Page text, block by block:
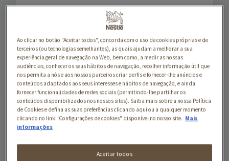
PURINA® PRO PLAN® Cão
Adulto Pequeno e Mini
com OPTIDIGEST®
Fórmula SEM CEREAIS
A fórmula contém
OPTIDIGEST®, uma
nutrientes que suportam
Ao clicar no botão "Aceitar todos", concorda com o uso de cookies próprias e de
terceiros (ou tecnologias semelhantes), as quais ajudam a melhorar a sua
experiência geral de navegação na Web, bem como, a medir as nossas
audiências, conhecer os seus hábitos de navegação, recolher informação útil que
nos permita a nós e aos nossos parceiros criar perfis e fornecer-lhe anúncios e
conteúdos adaptados aos seus interesses e hábitos de navegação, e ainda
fornecer funcionalidades de redes sociais (permitindo-lhe partilhar os
conteúdos disponibilizados nos nossos sites). Saiba mais sobre a nossa Política
de Cookies e defina as suas preferências clicando aqui ou a qualquer momento
clicando no link "Configurações de cookies" disponível no nosso site. Mais
informações
Aceitar todos